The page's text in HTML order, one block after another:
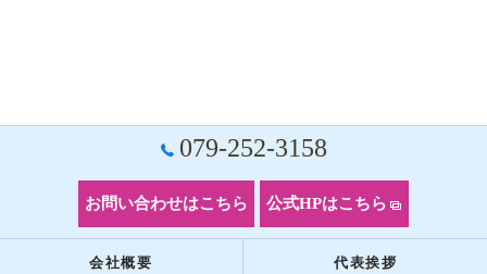
079-252-3158
お問い合わせはこちら 公式HPはこちら
会社概要 代表挨拶